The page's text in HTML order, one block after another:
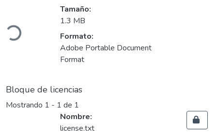
Cargando...
Tamaño:
1.3 MB
Formato:
Adobe Portable Document
Format
Bloque de licencias
Mostrando 1 - 1 de 1
Nombre:
license.txt